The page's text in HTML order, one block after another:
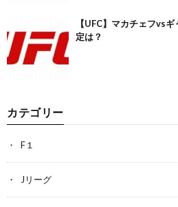
【UFC】マカチェフvs
定は？
カテゴリー
F１
Jリーグ